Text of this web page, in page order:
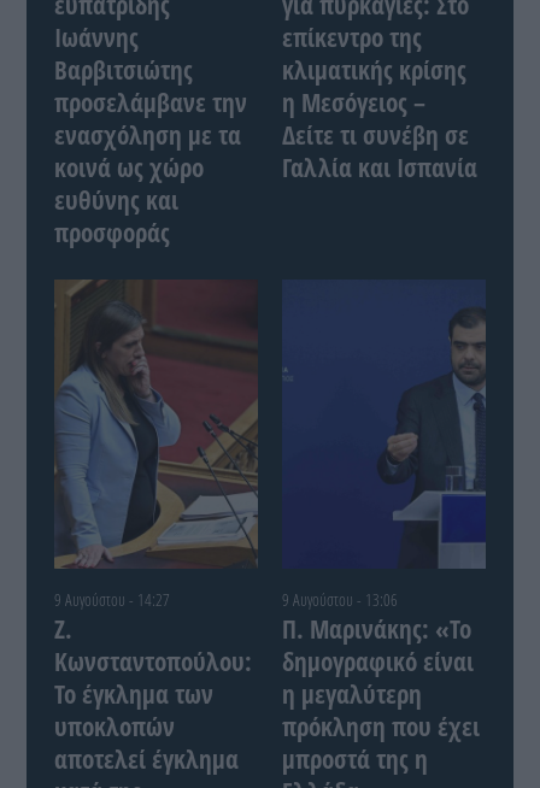
Ιωάννης
Βαρβιτσιώτης
προσελάμβανε την
ενασχόληση με τα
κοινά ως χώρο
ευθύνης και
προσφοράς
επίκεντρο της
κλιματικής κρίσης
η Μεσόγειος –
Δείτε τι συνέβη σε
Γαλλία και Ισπανία
9 Αυγούστου - 14:27
Ζ.
Κωνσταντοπούλου:
Το έγκλημα των
υποκλοπών
αποτελεί έγκλημα
9 Αυγούστου - 13:06
Π. Μαρινάκης: «Το
δημογραφικό είναι
η μεγαλύτερη
πρόκληση που έχει
μπροστά της η